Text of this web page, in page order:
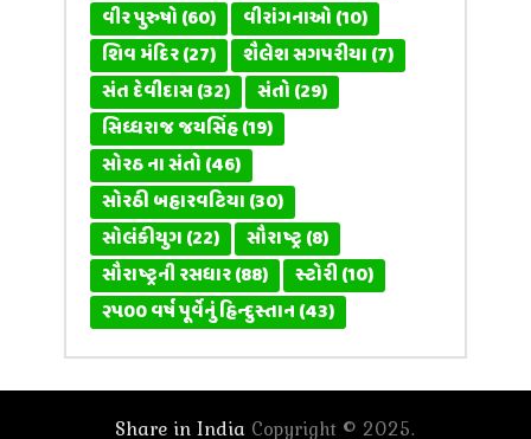
વીર પુરુષો(60) વીરાંગનાઓ(10)
શિવ મંદિર(27) શૈલેશ સગપરીયા(7)
સંત દેવીદાસ(32) સંતો(29)
સિધ્ધરાજ જયસિંહ(19)
સોરઠ ના સંતો(46)
સોરઠી બહારવટિયા(30)
સોલંકીયુગ(22) સૌરાષ્ટ્ર(8)
સૌરાષ્ટ્રની રસધાર(88) સ્ટોરી(10)
૨૫૦૦ વર્ષ પૂર્વેનું હિન્દુસ્તાન(43)
Share in India Copyright © 2025.